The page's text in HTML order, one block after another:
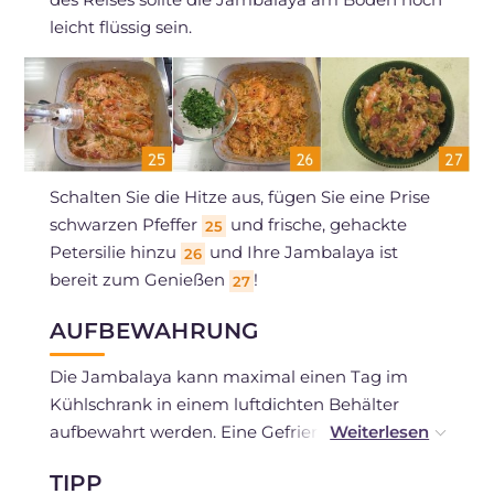
leicht flüssig sein.
Schalten Sie die Hitze aus, fügen Sie eine Prise
schwarzen Pfeffer 25 und frische, gehackte
Petersilie hinzu 26 und Ihre Jambalaya ist
bereit zum Genießen 27 !
AUFBEWAHRUNG
Die Jambalaya kann maximal einen Tag im
Kühlschrank in einem luftdichten Behälter
aufbewahrt werden. Eine Gefrierung wird nicht
TIPP